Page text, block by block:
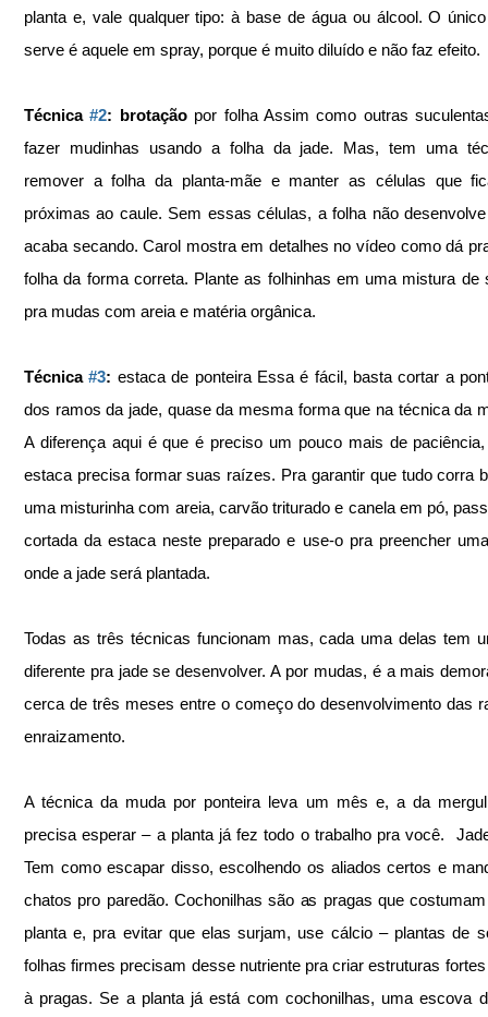
planta e, vale qualquer tipo: à base de água ou álcool. O
serve é aquele em spray, porque é muito diluído e não faz efeito.
Técnica #2: brotação por folha Assim como outras
fazer mudinhas usando a folha da jade. Mas, tem uma
remover a folha da planta-mãe e manter as células que
próximas ao caule. Sem essas células, a folha não
acaba secando. Carol mostra em detalhes no vídeo como dá
folha da forma correta. Plante as folhinhas em uma mistura de
pra mudas com areia e matéria orgânica.
Técnica #3: estaca de ponteira Essa é fácil, basta cortar a
dos ramos da jade, quase da mesma forma que na técnica da
A diferença aqui é que é preciso um pouco mais de
estaca precisa formar suas raízes. Pra garantir que tudo corra
uma misturinha com areia, carvão triturado e canela em pó,
cortada da estaca neste preparado e use-o pra preencher
onde a jade será plantada.
Todas as três técnicas funcionam mas, cada uma delas tem
diferente pra jade se desenvolver. A por mudas, é a mais
cerca de três meses entre o começo do desenvolvimento das
enraizamento.
A técnica da muda por ponteira leva um mês e, a da
precisa esperar – a planta já fez todo o trabalho pra você.
Tem como escapar disso, escolhendo os aliados certos e
chatos pro paredão. Cochonilhas são as pragas que
planta e, pra evitar que elas surjam, use cálcio – plantas de
folhas firmes precisam desse nutriente pra criar estruturas
à pragas. Se a planta já está com cochonilhas, uma escova